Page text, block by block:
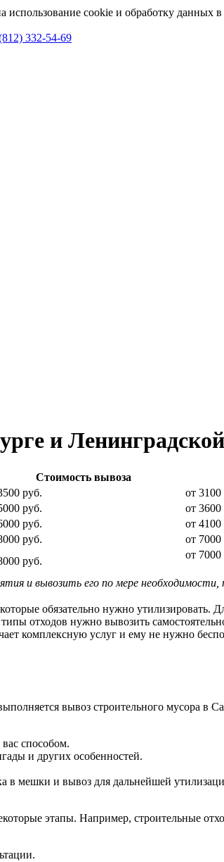
использование cookie и обработку данных в
332-54-69
и
Стоимость вывоза
и вывозить его по мере
руб.
от 3100
руб.
от 3600
руб.
от 4100
руб.
от 7000
руб.
от 7000
обязательно нужно
отходов нужно вывозить
комплексную услуг и ему не нужно
вывоз строительного мусора
способом.
и других особенностей.
в мешки и вывоз для дальнейшей
этапы. Например, строительные